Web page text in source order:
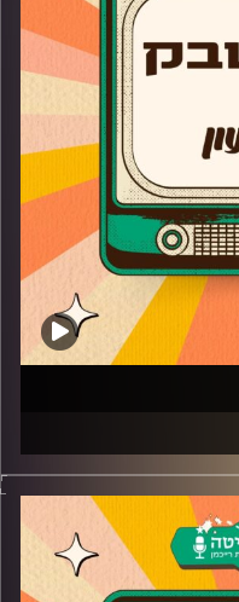
מדינה שלמה –
והאם היא הרגישה
על כתפייה.